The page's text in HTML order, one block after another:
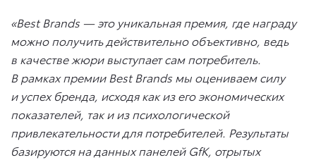
«Best Brands— это уникальная премия, где награду
можно получить действительно объективно, ведь
в качестве жюри выступает сам потребитель.
В рамках премии Best Brandsмы оцениваем силу
и успех бренда, исходя как из его экономических
показателей, так и из психологической
привлекательности для потребителей. Результаты
базируются на данных панелей GfK, отрытых